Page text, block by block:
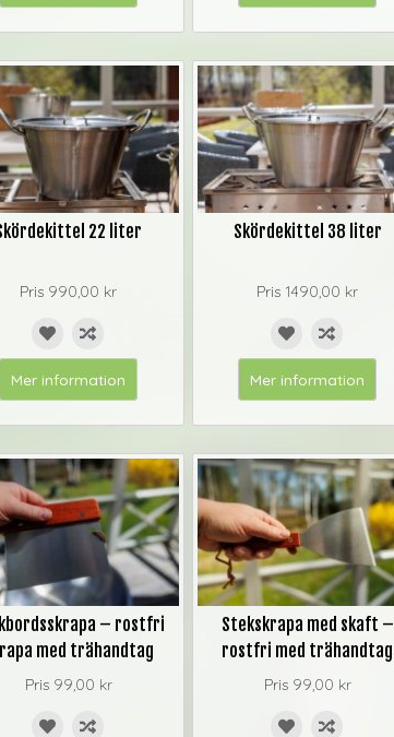
22 liter
Pris 990,00 kr
Mer information
Skördekittel 38 liter
Pris 1490,00 kr
Mer information
– rostfri
med trähandtag
Pris 99,00 kr
Stekskrapa med skaft –
rostfri med trähandtag
Pris 99,00 kr